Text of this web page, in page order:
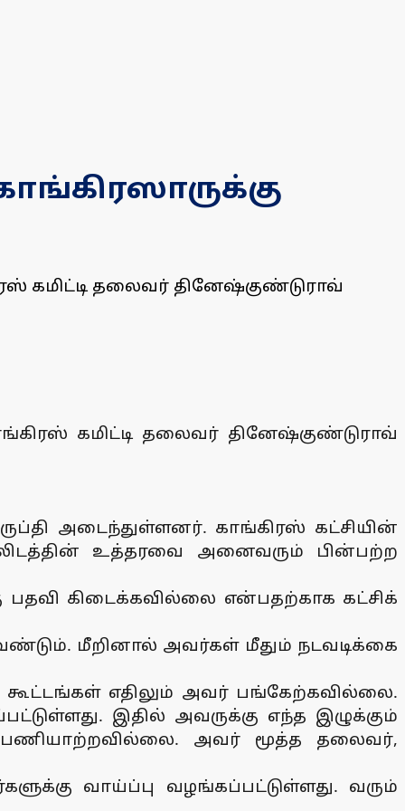
கமிட்டி தலைவர் தினேஷ்குண்டுராவ்
கமிட்டி தலைவர் தினேஷ்குண்டுராவ்
அடைந்துள்ளனர். காங்கிரஸ் கட்சியின்
உத்தரவை அனைவரும் பின்பற்ற
கிடைக்கவில்லை என்பதற்காக கட்சிக்
மீறினால் அவர்கள் மீதும் நடவடிக்கை
எதிலும் அவர் பங்கேற்கவில்லை.
இதில் அவருக்கு எந்த இழுக்கும்
பணியாற்றவில்லை. அவர் மூத்த தலைவர்,
வாய்ப்பு வழங்கப்பட்டுள்ளது. வரும்